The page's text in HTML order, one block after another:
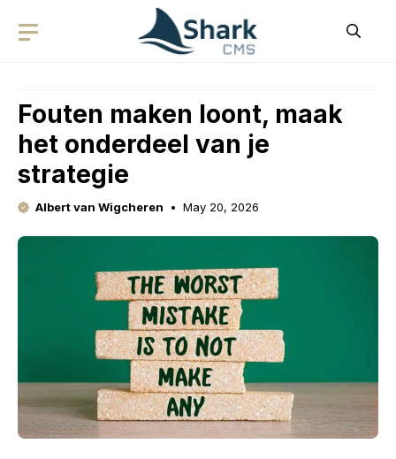
Fouten maken loont, maak
het onderdeel van je
strategie
Albert van Wigcheren May 20, 2026